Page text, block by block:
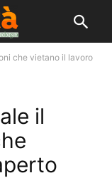
che vietano il lavoro
il